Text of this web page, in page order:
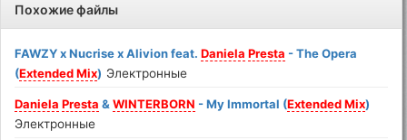
Похожие файлы
FAWZY x Nucrise x Alivion feat.Daniela Presta - The Opera
(Extended Mix) Электронные
Daniela Presta &WINTERBORN - My Immortal (Extended Mix)
Электронные